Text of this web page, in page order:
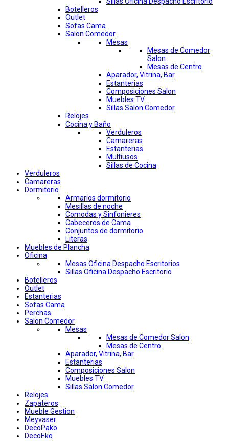
Botelleros
Outlet
Sofas Cama
Salon Comedor
Mesas
Mesas de Comedor
Salon
Mesas de Centro
Aparador, Vitrina, Bar
Estanterias
Composiciones Salon
Muebles TV
Sillas Salon Comedor
Relojes
Cocina y Baño
Verduleros
Camareras
Estanterias
Multiusos
Sillas de Cocina
Verduleros
Camareras
Dormitorio
Armarios dormitorio
Mesillas de noche
Comodas y Sinfonieres
Cabeceros de Cama
Conjuntos de dormitorio
Literas
Muebles de Plancha
Oficina
Mesas Oficina Despacho Escritorios
Sillas Oficina Despacho Escritorio
Botelleros
Outlet
Estanterias
Sofas Cama
Perchas
Salon Comedor
Mesas
Mesas de Comedor Salon
Mesas de Centro
Aparador, Vitrina, Bar
Estanterias
Composiciones Salon
Muebles TV
Sillas Salon Comedor
Relojes
Zapateros
Mueble Gestion
Meyvaser
DecoPako
DecoEko